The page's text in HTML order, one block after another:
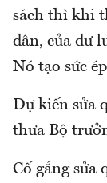
sách thì khi
dân, của dư
Nó tạo sức
Dự kiến sửa
thưa Bộ
Cố gắng sửa